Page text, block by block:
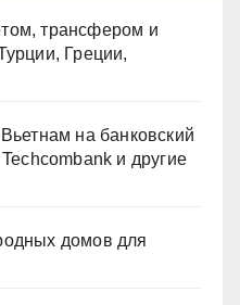
трансфером и
Греции,
на банковский
и другие
домов для